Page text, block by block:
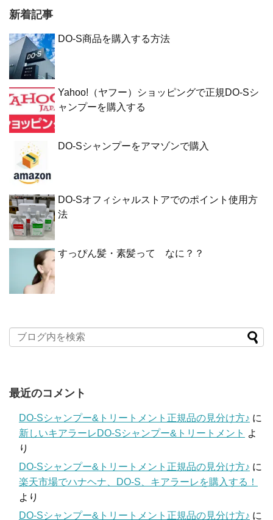
新着記事
DO-S商品を購入する方法
Yahoo!（ヤフー）ショッピングで正規DO-Sシ
ャンプーを購入する
DO-Sシャンプーをアマゾンで購入
DO-Sオフィシャルストアでのポイント使用方
法
すっぴん髪・素髪って なに？？
最近のコメント
DO-Sシャンプー&トリートメント正規品の見分け方♪ に
新しいキアラーレDO-Sシャンプー&トリートメント よ
り
DO-Sシャンプー&トリートメント正規品の見分け方♪ に
楽天市場でハナヘナ、DO-S、キアラーレを購入する！
より
DO-Sシャンプー&トリートメント正規品の見分け方♪ に